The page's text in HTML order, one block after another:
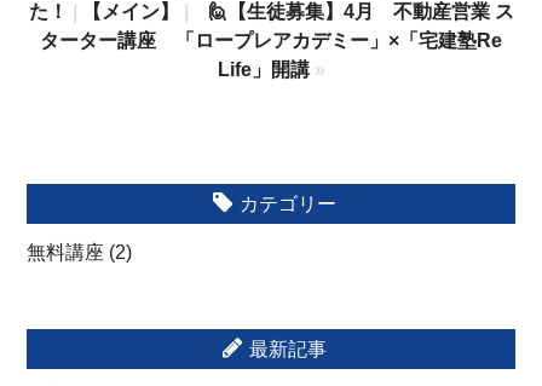
た！
【メイン】
🙋【生徒募集】4月 不動産営業 ス
ターター講座 「ロープレアカデミー」×「宅建塾Re
Life」開講»
カテゴリー
無料講座 (2)
最新記事